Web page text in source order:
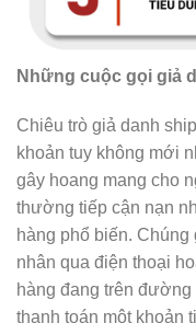
Những cuộc gọi giả
Chiêu trò giả danh
khoản tuy không mới
gây hoang mang cho
thường tiếp cận nạn
hàng phổ biến.
nhân qua điện thoại
hàng đang trên
thanh toán một khoản